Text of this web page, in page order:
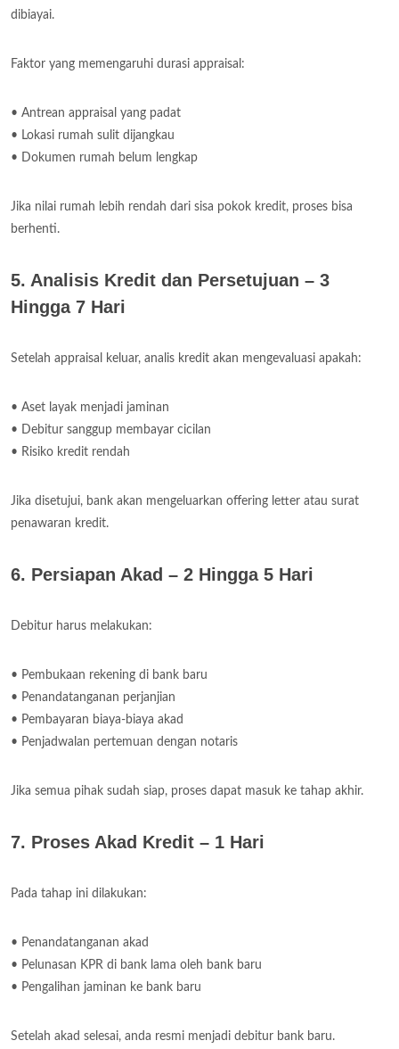
dibiayai.
Faktor yang memengaruhi durasi appraisal:
• Antrean appraisal yang padat
• Lokasi rumah sulit dijangkau
• Dokumen rumah belum lengkap
Jika nilai rumah lebih rendah dari sisa pokok kredit, proses bisa
berhenti.
5. Analisis Kredit dan Persetujuan – 3
Hingga 7 Hari
Setelah appraisal keluar, analis kredit akan mengevaluasi apakah:
• Aset layak menjadi jaminan
• Debitur sanggup membayar cicilan
• Risiko kredit rendah
Jika disetujui, bank akan mengeluarkan offering letter atau surat
penawaran kredit.
6. Persiapan Akad – 2 Hingga 5 Hari
Debitur harus melakukan:
• Pembukaan rekening di bank baru
• Penandatanganan perjanjian
• Pembayaran biaya-biaya akad
• Penjadwalan pertemuan dengan notaris
Jika semua pihak sudah siap, proses dapat masuk ke tahap akhir.
7. Proses Akad Kredit – 1 Hari
Pada tahap ini dilakukan:
• Penandatanganan akad
• Pelunasan KPR di bank lama oleh bank baru
• Pengalihan jaminan ke bank baru
Setelah akad selesai, anda resmi menjadi debitur bank baru.